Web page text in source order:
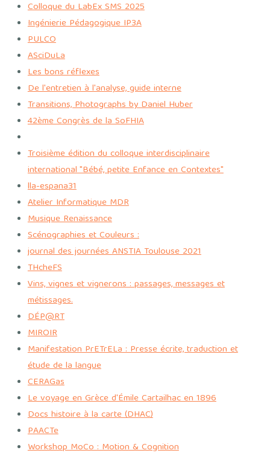
Colloque du LabEx SMS 2025
Ingénierie Pédagogique IP3A
PULCO
ASciDuLa
Les bons réflexes
De l'entretien à l'analyse, guide interne
Transitions, Photographs by Daniel Huber
42ème Congrès de la SoFHIA
Troisième édition du colloque interdisciplinaire
international "Bébé, petite Enfance en Contextes"
lla-espana31
Atelier Informatique MDR
Musique Renaissance
Scénographies et Couleurs :
journal des journées ANSTIA Toulouse 2021
THcheFS
Vins, vignes et vignerons : passages, messages et
métissages.
DÉP@RT
MIROIR
Manifestation PrETrELa : Presse écrite, traduction et
étude de la langue
CERAGas
Le voyage en Grèce d'Émile Cartailhac en 1896
Docs histoire à la carte (DHAC)
PAACTe
Workshop MoCo : Motion & Cognition